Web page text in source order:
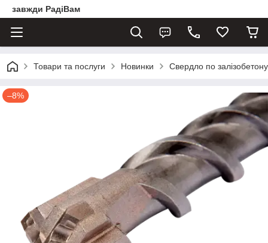
завжди РадіВам
Товари та послуги Новинки Свердло по
–8%